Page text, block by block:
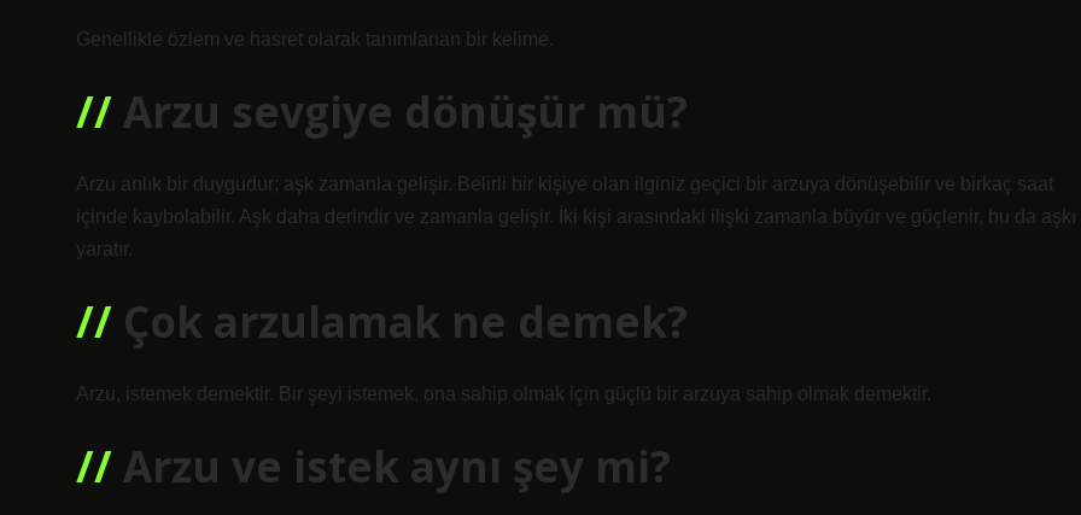
Genellikle özlem ve hasret olarak tanımlanan bir kelime.
Arzu sevgiye dönüşür mü?
Arzu anlık bir duygudur; aşk zamanla gelişir. Belirli bir kişiye olan ilginiz geçici bir arzuya dönüşebilir ve birkaç saat
içinde kaybolabilir. Aşk daha derindir ve zamanla gelişir. İki kişi arasındaki ilişki zamanla büyür ve güçlenir, bu da aşkı
yaratır.
Çok arzulamak ne demek?
Arzu, istemek demektir. Bir şeyi istemek, ona sahip olmak için güçlü bir arzuya sahip olmak demektir.
Arzu ve istek aynı şey mi?